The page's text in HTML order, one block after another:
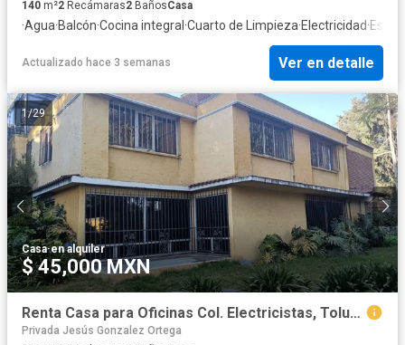
140 m²2 Recámaras2 BañosCasa
·Agua·Balcón·Cocina integral ·Cuarto de Limpieza·Electricidad·
Actualizado hace 3 semanas Ver en detalle
1/29
Casa·en alquiler
$ 45,000 MXN
Renta Casa para Oficinas Col. Electricistas, Toluca
Privada Jesús Gonzalez Ortega